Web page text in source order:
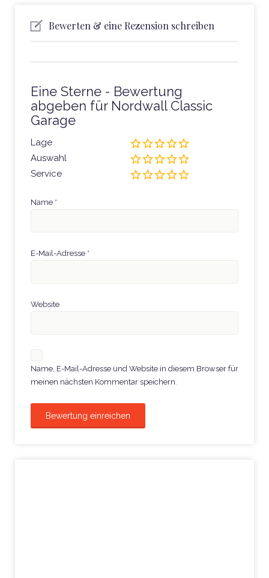
Bewerten & eine Rezension schreiben
Eine Sterne - Bewertung
abgeben für Nordwall Classic
Garage
Lage
Auswahl
Service
Name *
E-Mail-Adresse *
Website
Name, E-Mail-Adresse und Website in diesem Browser für
meinen nächsten Kommentar speichern.